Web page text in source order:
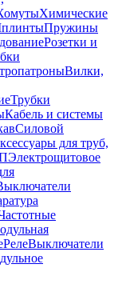
Химические
Пружины
Розетки и
Вилки,
Трубки
Кабель и системы
Силовой
для труб,
Электрощитовое
РелеВыключатели